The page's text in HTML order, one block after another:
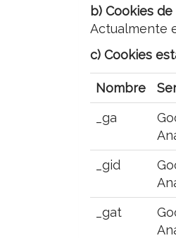
b) Cookies
Actualmente
c) Cookies
Nombre
_ga
_gid
_gat